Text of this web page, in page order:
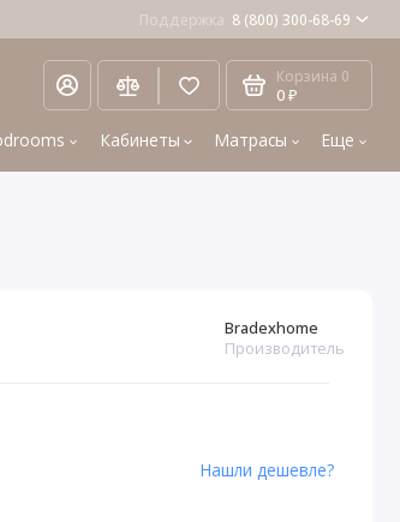
Поддержка 8 (800) 300-68-69
Корзина 0
0 ₽
Кабинеты Матрасы Еще
Bradexhome
Производитель
Нашли дешевле?